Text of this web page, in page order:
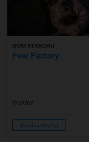
DOM STRACHU
Fear Factory
Kraków
Zobacz więcej